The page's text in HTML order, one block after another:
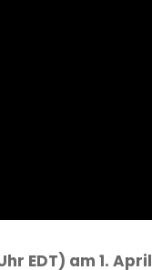
EDT) am 1. April